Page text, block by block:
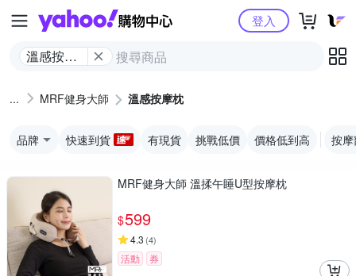
Yahoo購物中心
溫感按摩
登入
MRF健身大師 溫感按摩枕
品牌 快速到貨 有現貨 挑戰低價 價格低到高 按
MRF健身大師 溫揉午睡U型按摩枕
$599
4.3 (4)
活動 券